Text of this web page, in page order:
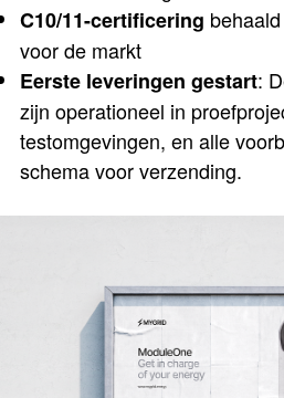
C10/11-certificering
voor de markt
Eerste leveringen gestart:
zijn operationeel in
testomgevingen, en alle
schema voor verzending.